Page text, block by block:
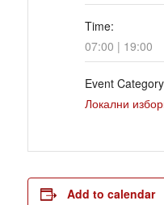
Time:
07:00 | 19:00
Event
Локални
Add to calendar